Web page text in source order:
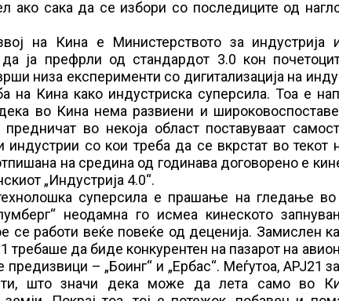
ако сака да се избори со последиците од
на Кина е Министерството за индустрија
да ја префрли од стандардот 3.0 кон
низа експерименти со дигитализација на
на Кина како индустриска суперсила. Тоа е
во Кина нема развиени и
во некоја област поставуваат
со кои треба да се вкрстат во текот
на средина од годинава договорено е
„Индустрија 4.0“.
суперсила е прашање на гледање
неодамна го исмеа кинеското
се работи веќе повеќе од деценија. Замислен
требаше да биде конкурентен на пазарот на
– „Боинг“ и „Ербас“. Меѓутоа, АРЈ21
што значи дека може да лета само во